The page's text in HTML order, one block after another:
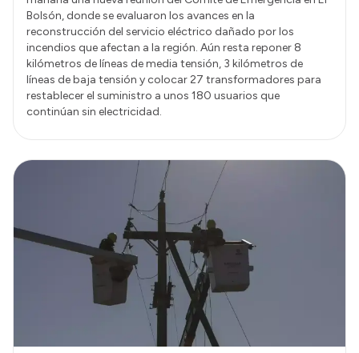
Bolsón, donde se evaluaron los avances en la
reconstrucción del servicio eléctrico dañado por los
incendios que afectan a la región. Aún resta reponer 8
kilómetros de líneas de media tensión, 3 kilómetros de
líneas de baja tensión y colocar 27 transformadores para
restablecer el suministro a unos 180 usuarios que
continúan sin electricidad.